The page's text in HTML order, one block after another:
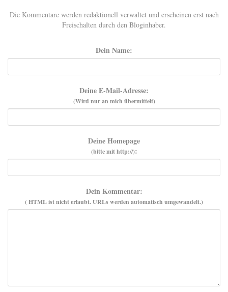
Die Kommentare werden redaktionell verwaltet und erscheinen erst nach
Freischalten durch den Bloginhaber.
Dein Name:
Deine E-Mail-Adresse:
(Wird nur an mich übermittelt)
Deine Homepage
(bitte mit http://):
Dein Kommentar:
( HTML istnichterlaubt. URLs werden automatisch umgewandelt.)